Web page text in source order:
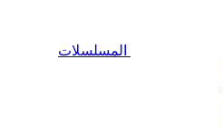
المسلسلات